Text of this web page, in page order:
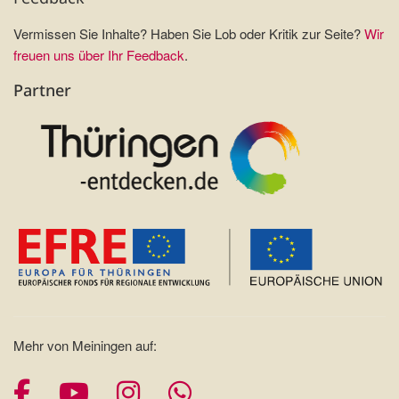
Vermissen Sie Inhalte? Haben Sie Lob oder Kritik zur Seite?Wir
freuen uns über Ihr Feedback.
Partner
Mehr von Meiningen auf:
FacebookYouTube
InstagramWhatsapp